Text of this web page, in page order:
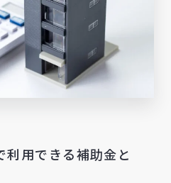
利用できる補助金と